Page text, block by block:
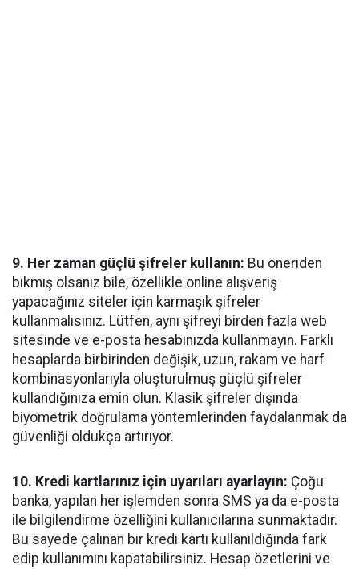
9. Her zaman güçlü şifreler kullanın: Bu öneriden
bıkmış olsanız bile, özellikle online alışveriş
yapacağınız siteler için karmaşık şifreler
kullanmalısınız. Lütfen, aynı şifreyi birden fazla web
sitesinde ve e-posta hesabınızda kullanmayın. Farklı
hesaplarda birbirinden değişik, uzun, rakam ve harf
kombinasyonlarıyla oluşturulmuş güçlü şifreler
kullandığınıza emin olun. Klasik şifreler dışında
biyometrik doğrulama yöntemlerinden faydalanmak da
güvenliği oldukça artırıyor.
10. Kredi kartlarınız için uyarıları ayarlayın: Çoğu
banka, yapılan her işlemden sonra SMS ya da e-posta
ile bilgilendirme özelliğini kullanıcılarına sunmaktadır.
Bu sayede çalınan bir kredi kartı kullanıldığında fark
edip kullanımını kapatabilirsiniz. Hesap özetlerini ve